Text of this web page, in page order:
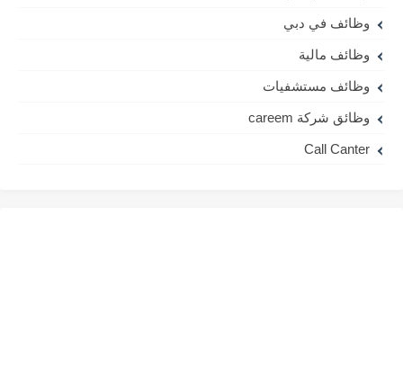
وظائف في دبي
وظائف مالية
وظائف مستشفيات
وظائق شركة careem
Call Canter